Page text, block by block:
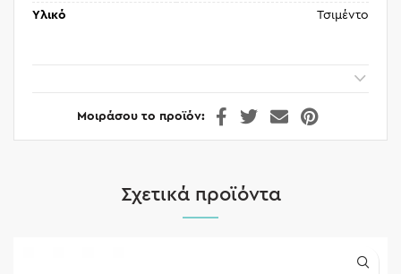
Υλικό Τσιμέντο
Μοιράσου το προϊόν
Σχετικά προϊόντα